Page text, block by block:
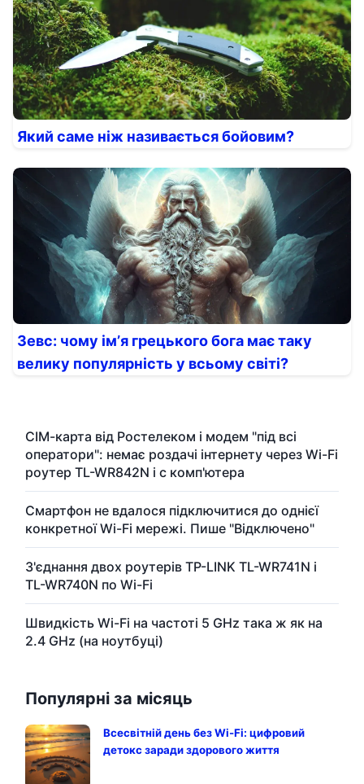
Який саме ніж називається бойовим?
Зевс: чому імʼя грецького бога має таку
велику популярність у всьому світі?
СІМ-карта від Ростелеком і модем "під всі
оператори": немає роздачі інтернету через Wi-Fi
роутер TL-WR842N і c комп'ютера
Смартфон не вдалося підключитися до однієї
конкретної Wi-Fi мережі. Пише "Відключено"
З'єднання двох роутерів TP-LINK TL-WR741N і
TL-WR740N по Wi-Fi
Швидкість Wi-Fi на частоті 5 GHz така ж як на
2.4 GHz (на ноутбуці)
Популярні за місяць
Всесвітній день без Wi-Fi: цифровий
детокс заради здорового життя